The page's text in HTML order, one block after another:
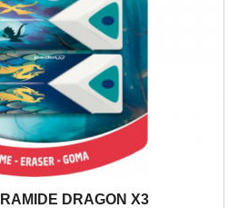
DRAGON X3